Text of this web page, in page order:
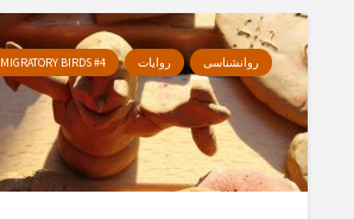
روانشناسی روایات MIGRATORY BIRDS #4